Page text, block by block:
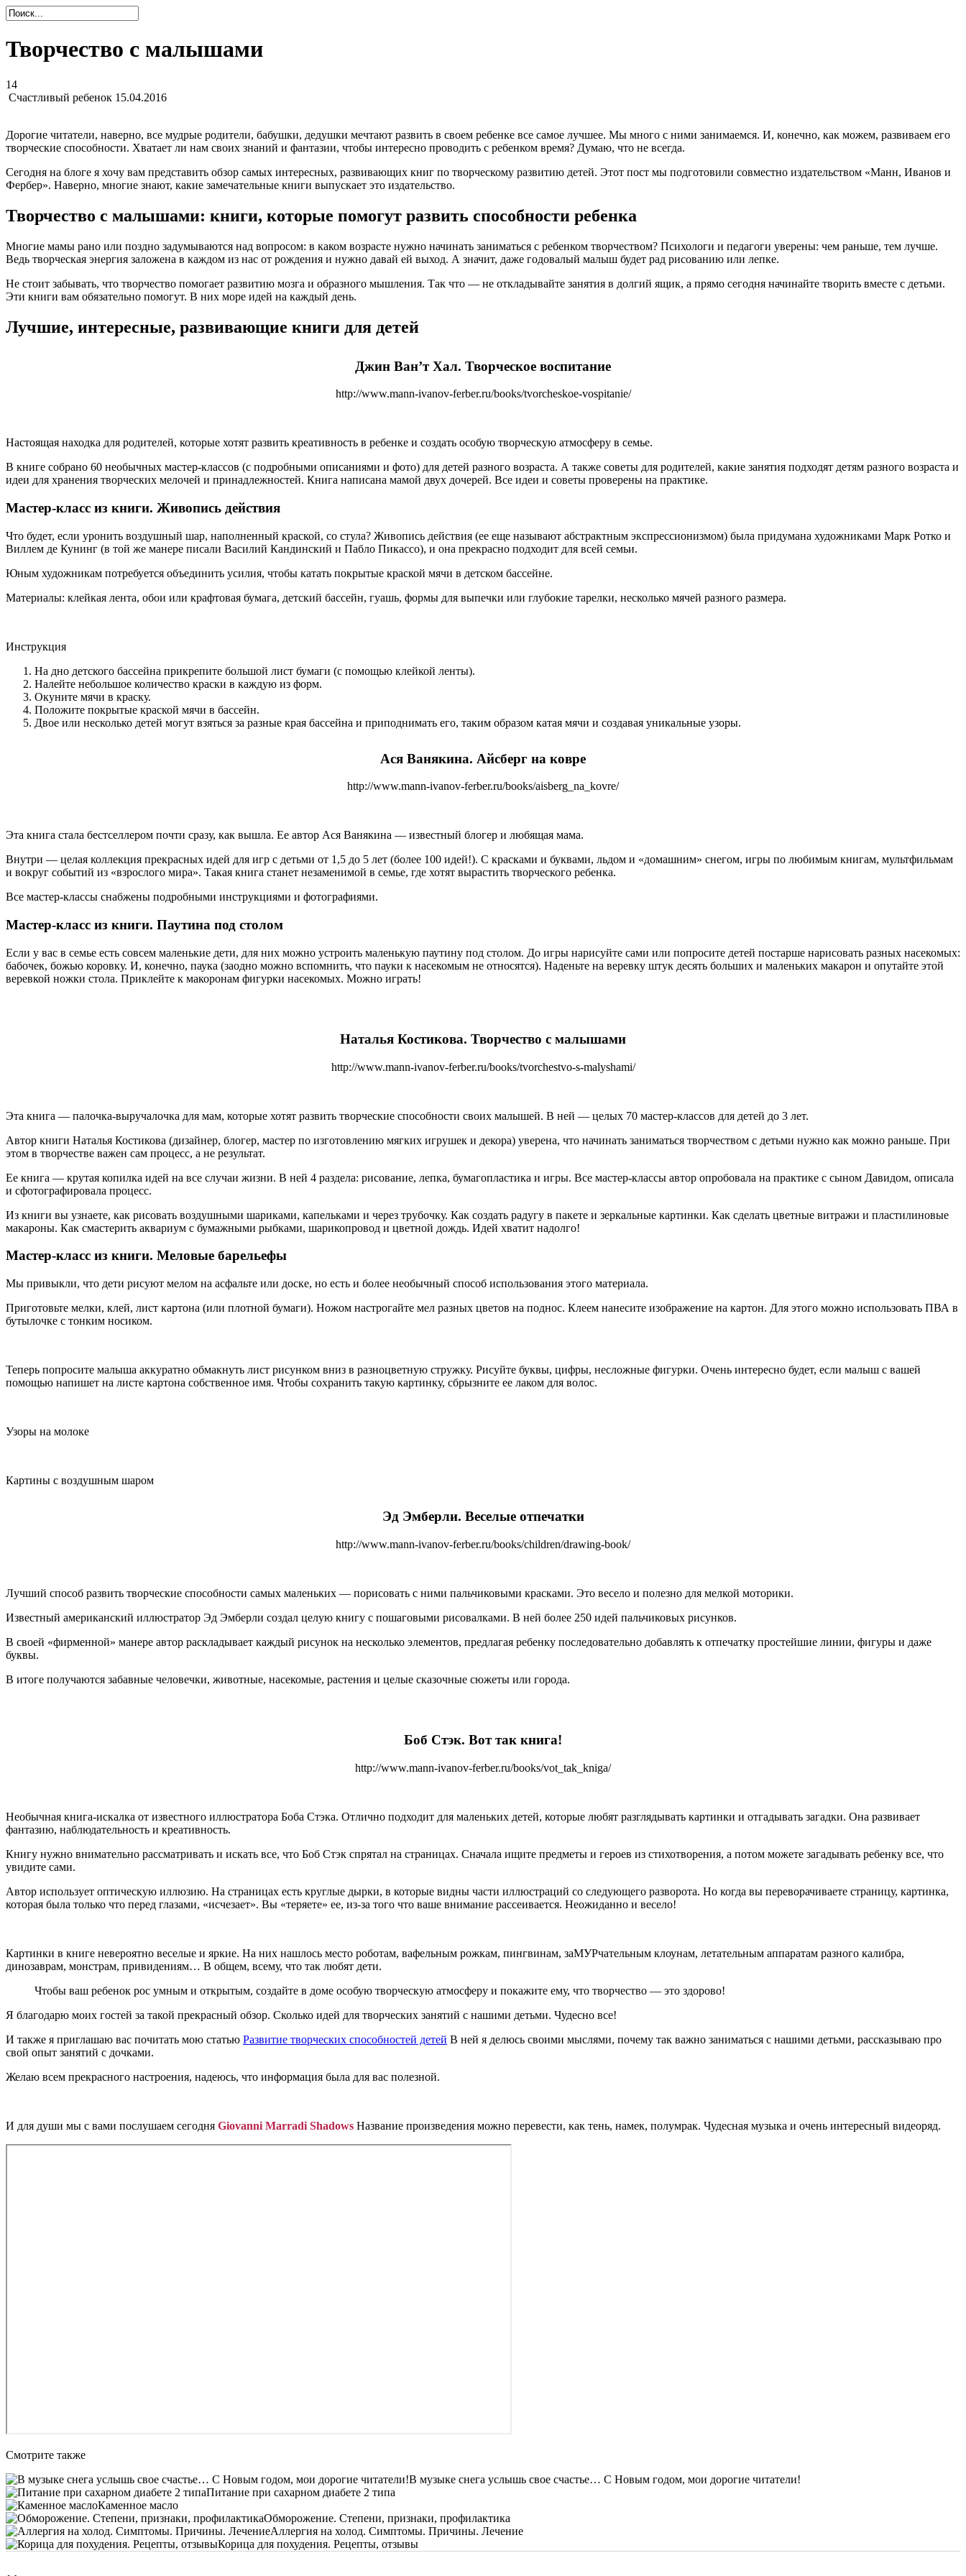
Творчество с малышами
14
Счастливый ребенок 15.04.2016
Дорогие читатели, наверно, все мудрые родители, бабушки, дедушки мечтают развить в своем ребенке все самое лучшее. Мы много с ними занимаемся. И, конечно, как можем, развиваем его
творческие способности. Хватает ли нам своих знаний и фантазии, чтобы интересно проводить с ребенком время? Думаю, что не всегда.
Сегодня на блоге я хочу вам представить обзор самых интересных, развивающих книг по творческому развитию детей. Этот пост мы подготовили совместно издательством «Манн, Иванов и
Фербер». Наверно, многие знают, какие замечательные книги выпускает это издательство.
Творчество с малышами: книги, которые помогут развить способности ребенка
Многие мамы рано или поздно задумываются над вопросом: в каком возрасте нужно начинать заниматься с ребенком творчеством? Психологи и педагоги уверены: чем раньше, тем лучше.
Ведь творческая энергия заложена в каждом из нас от рождения и нужно давай ей выход. А значит, даже годовалый малыш будет рад рисованию или лепке.
Не стоит забывать, что творчество помогает развитию мозга и образного мышления. Так что — не откладывайте занятия в долгий ящик, а прямо сегодня начинайте творить вместе с детьми.
Эти книги вам обязательно помогут. В них море идей на каждый день.
Лучшие, интересные, развивающие книги для детей
Джин Ван’т Хал. Творческое воспитание
http://www.mann-ivanov-ferber.ru/books/tvorcheskoe-vospitanie/
Настоящая находка для родителей, которые хотят развить креативность в ребенке и создать особую творческую атмосферу в семье.
В книге собрано 60 необычных мастер-классов (с подробными описаниями и фото) для детей разного возраста. А также советы для родителей, какие занятия подходят детям разного возраста и
идеи для хранения творческих мелочей и принадлежностей. Книга написана мамой двух дочерей. Все идеи и советы проверены на практике.
Мастер-класс из книги. Живопись действия
Что будет, если уронить воздушный шар, наполненный краской, со стула? Живопись действия (ее еще называют абстрактным экспрессионизмом) была придумана художниками Марк Ротко и
Виллем де Кунинг (в той же манере писали Василий Кандинский и Пабло Пикассо), и она прекрасно подходит для всей семьи.
Юным художникам потребуется объединить усилия, чтобы катать покрытые краской мячи в детском бассейне.
Материалы: клейкая лента, обои или крафтовая бумага, детский бассейн, гуашь, формы для выпечки или глубокие тарелки, несколько мячей разного размера.
Инструкция
На дно детского бассейна прикрепите большой лист бумаги (с помощью клейкой ленты).
Налейте небольшое количество краски в каждую из форм.
Окуните мячи в краску.
Положите покрытые краской мячи в бассейн.
Двое или несколько детей могут взяться за разные края бассейна и приподнимать его, таким образом катая мячи и создавая уникальные узоры.
Ася Ванякина. Айсберг на ковре
http://www.mann-ivanov-ferber.ru/books/aisberg_na_kovre/
Эта книга стала бестселлером почти сразу, как вышла. Ее автор Ася Ванякина — известный блогер и любящая мама.
Внутри — целая коллекция прекрасных идей для игр с детьми от 1,5 до 5 лет (более 100 идей!). С красками и буквами, льдом и «домашним» снегом, игры по любимым книгам, мультфильмам
и вокруг событий из «взрослого мира». Такая книга станет незаменимой в семье, где хотят вырастить творческого ребенка.
Все мастер-классы снабжены подробными инструкциями и фотографиями.
Мастер-класс из книги. Паутина под столом
Если у вас в семье есть совсем маленькие дети, для них можно устроить маленькую паутину под столом. До игры нарисуйте сами или попросите детей постарше нарисовать разных насекомых:
бабочек, божью коровку. И, конечно, паука (заодно можно вспомнить, что пауки к насекомым не относятся). Наденьте на веревку штук десять больших и маленьких макарон и опутайте этой
веревкой ножки стола. Приклейте к макоронам фигурки насекомых. Можно играть!
Наталья Костикова. Творчество с малышами
http://www.mann-ivanov-ferber.ru/books/tvorchestvo-s-malyshami/
Эта книга — палочка-выручалочка для мам, которые хотят развить творческие способности своих малышей. В ней — целых 70 мастер-классов для детей до 3 лет.
Автор книги Наталья Костикова (дизайнер, блогер, мастер по изготовлению мягких игрушек и декора) уверена, что начинать заниматься творчеством с детьми нужно как можно раньше. При
этом в творчестве важен сам процесс, а не результат.
Ее книга — крутая копилка идей на все случаи жизни. В ней 4 раздела: рисование, лепка, бумагопластика и игры. Все мастер-классы автор опробовала на практике с сыном Давидом, описала
и сфотографировала процесс.
Из книги вы узнаете, как рисовать воздушными шариками, капельками и через трубочку. Как создать радугу в пакете и зеркальные картинки. Как сделать цветные витражи и пластилиновые
макароны. Как смастерить аквариум с бумажными рыбками, шарикопровод и цветной дождь. Идей хватит надолго!
Мастер-класс из книги. Меловые барельефы
Мы привыкли, что дети рисуют мелом на асфальте или доске, но есть и более необычный способ использования этого материала.
Приготовьте мелки, клей, лист картона (или плотной бумаги). Ножом настрогайте мел разных цветов на поднос. Клеем нанесите изображение на картон. Для этого можно использовать ПВА в
бутылочке с тонким носиком.
Теперь попросите малыша аккуратно обмакнуть лист рисунком вниз в разноцветную стружку. Рисуйте буквы, цифры, несложные фигурки. Очень интересно будет, если малыш с вашей
помощью напишет на листе картона собственное имя. Чтобы сохранить такую картинку, сбрызните ее лаком для волос.
Узоры на молоке
Картины с воздушным шаром
Эд Эмберли. Веселые отпечатки
http://www.mann-ivanov-ferber.ru/books/children/drawing-book/
Лучший способ развить творческие способности самых маленьких — порисовать с ними пальчиковыми красками. Это весело и полезно для мелкой моторики.
Известный американский иллюстратор Эд Эмберли создал целую книгу с пошаговыми рисовалками. В ней более 250 идей пальчиковых рисунков.
В своей «фирменной» манере автор раскладывает каждый рисунок на несколько элементов, предлагая ребенку последовательно добавлять к отпечатку простейшие линии, фигуры и даже
буквы.
В итоге получаются забавные человечки, животные, насекомые, растения и целые сказочные сюжеты или города.
Боб Стэк. Вот так книга!
http://www.mann-ivanov-ferber.ru/books/vot_tak_kniga/
Необычная книга-искалка от известного иллюстратора Боба Стэка. Отлично подходит для маленьких детей, которые любят разглядывать картинки и отгадывать загадки. Она развивает
фантазию, наблюдательность и креативность.
Книгу нужно внимательно рассматривать и искать все, что Боб Стэк спрятал на страницах. Сначала ищите предметы и героев из стихотворения, а потом можете загадывать ребенку все, что
увидите сами.
Автор использует оптическую иллюзию. На страницах есть круглые дырки, в которые видны части иллюстраций со следующего разворота. Но когда вы переворачиваете страницу, картинка,
которая была только что перед глазами, «исчезает». Вы «теряете» ее, из-за того что ваше внимание рассеивается. Неожиданно и весело!
Картинки в книге невероятно веселые и яркие. На них нашлось место роботам, вафельным рожкам, пингвинам, заМУРчательным клоунам, летательным аппаратам разного калибра,
динозаврам, монстрам, привидениям… В общем, всему, что так любят дети.
Чтобы ваш ребенок рос умным и открытым, создайте в доме особую творческую атмосферу и покажите ему, что творчество — это здорово!
Я благодарю моих гостей за такой прекрасный обзор. Сколько идей для творческих занятий с нашими детьми. Чудесно все!
И также я приглашаю вас почитать мою статью Развитие творческих способностей детей В ней я делюсь своими мыслями, почему так важно заниматься с нашими детьми, рассказываю про
свой опыт занятий с дочками.
Желаю всем прекрасного настроения, надеюсь, что информация была для вас полезной.
И для души мы с вами послушаем сегодня Giovanni Marradi Shadows Название произведения можно перевести, как тень, намек, полумрак. Чудесная музыка и очень интересный видеоряд.
Смотрите также
В музыке снега услышь свое счастье… С Новым годом, мои дорогие читатели!
Питание при сахарном диабете 2 типа
Каменное масло
Обморожение. Степени, признаки, профилактика
Аллергия на холод. Симптомы. Причины. Лечение
Корица для похудения. Рецепты, отзывы